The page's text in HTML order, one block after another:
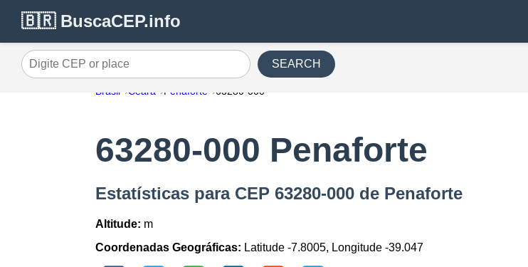
🇧🇷 BuscaCEP.info
Digite CEP or place SEARCH
Brasil Ceara Penaforte 63280-000
63280-000 Penaforte
Estatísticas para CEP 63280-000 de Penaforte
Altitude: m
Coordenadas Geográficas: Latitude -7.8005, Longitude -39.047